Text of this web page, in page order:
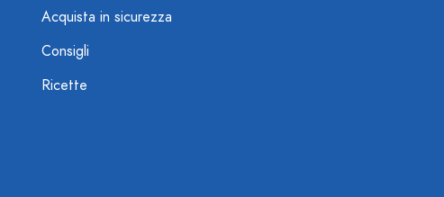
Acquista in sicurezza
Consigli
Ricette